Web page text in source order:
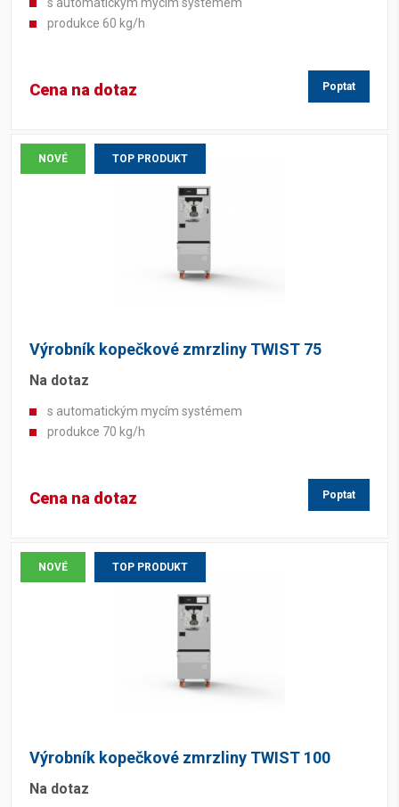
produkce 60 kg/h
Cena na dotaz Poptat
NOVÉ TOP PRODUKT
Výrobník kopečkové zmrzliny TWIST 75
Na dotaz
s automatickým mycím systémem
produkce 70 kg/h
Cena na dotaz Poptat
NOVÉ TOP PRODUKT
Výrobník kopečkové zmrzliny TWIST 100
Na dotaz